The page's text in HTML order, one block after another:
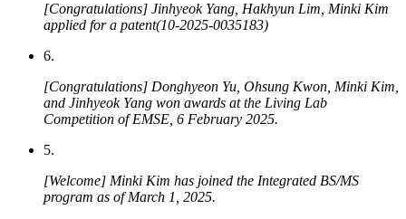
[Congratulations] Jinhyeok Yang, Hakhyun Lim, Minki Kim
applied for a patent(10-2025-0035183)
6.
[Congratulations] Donghyeon Yu, Ohsung Kwon, Minki Kim,
and Jinhyeok Yang won awards at the Living Lab
Competition of EMSE, 6 February 2025.
5.
​[Welcome] Minki Kim has joined the Integrated BS/MS
program as of March 1, 2025.